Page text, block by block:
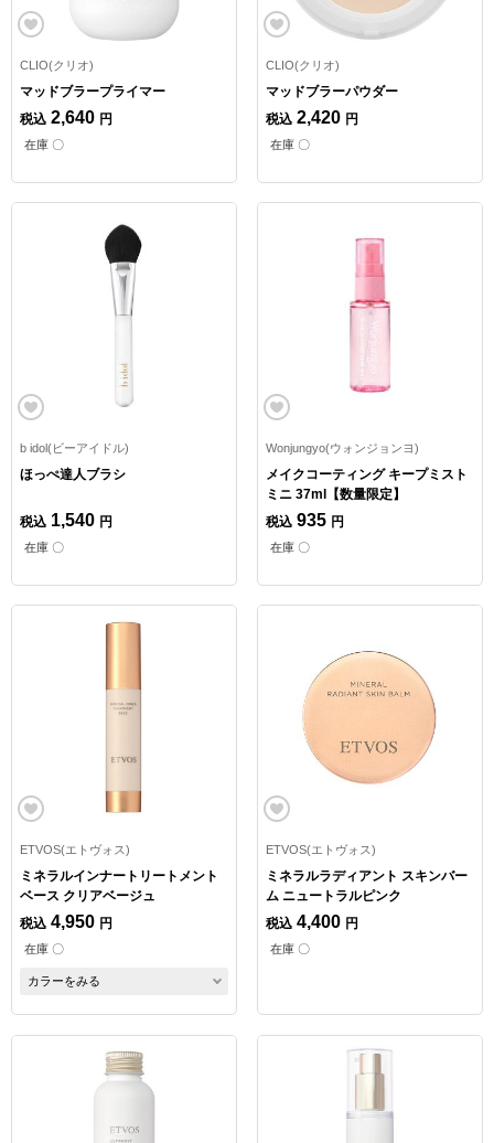
CLIO(クリオ)
マッドブラープライマー
税込 2,640 円
在庫 〇
CLIO(クリオ)
マッドブラーパウダー
税込 2,420 円
在庫 〇
b idol(ビーアイドル)
ほっぺ達人ブラシ
税込 1,540 円
在庫 〇
Wonjungyo(ウォンジョンヨ)
メイクコーティング キープミスト
ミニ 37ml【数量限定】
税込 935 円
在庫 〇
ETVOS(エトヴォス)
ミネラルインナートリートメント
ベース クリアベージュ
税込 4,950 円
在庫 〇
カラーをみる
ETVOS(エトヴォス)
ミネラルラディアント スキンバー
ム ニュートラルピンク
税込 4,400 円
在庫 〇